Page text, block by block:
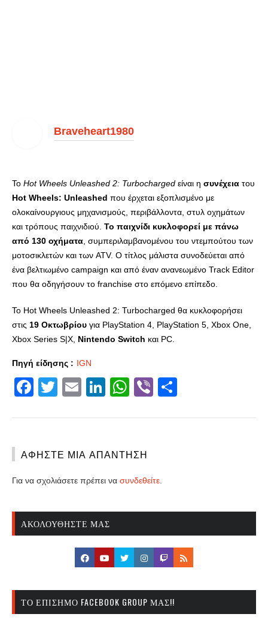
Braveheart1980
Το Hot Wheels Unleashed 2: Turbocharged είναι η συνέχεια του
Hot Wheels: Unleashed που έρχεται εξοπλισμένο με
ολοκαίνουργιους μηχανισμούς, περιβάλλοντα, στυλ οχημάτων
και τρόπους παιχνιδιού. Το παιχνίδι κυκλοφορεί με πάνω
από 130 οχήματα , συμπεριλαμβανομένου του ντεμπούτου των
μοτοσικλετών και των ATV. O τίτλος μάλιστα συνοδεύεται από
ένα βελτιωμένο campaign και από έναν ανανεωμένο Track Editor
που θα οδηγήσουν το franchise στο επόμενο επίπεδο.
Το Hot Wheels Unleashed 2: Turbocharged θα κυκλοφορήσει
στις 19 Οκτωβρίου για PlayStation 4, PlayStation 5, Xbox One,
Xbox Series S|X, Nintendo Switch και PC.
Πηγή είδησης : IGN
Facebook
Twitter
EmailLinkedIn
WhatsApp
Viber
ΑΦΉΣΤΕ ΜΙΑ ΑΠΆΝΤΗΣΗ
Για να σχολιάσετε πρέπει να συνδεθείτε
ΑΚΟΛΟΥΘΉΣΤΕ ΜΑΣ
ΤΟ ΕΠΊΣΗΜΟ FACEBOOK GROUP ΜΑΣ!!